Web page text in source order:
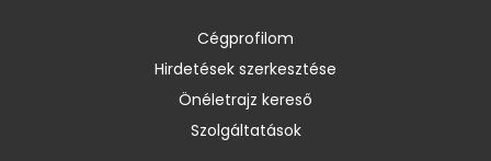
Cégprofilom
Hirdetések szerkesztése
Önéletrajz kereső
Szolgáltatások